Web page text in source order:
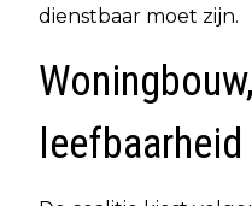
dienstbaar moet zijn.